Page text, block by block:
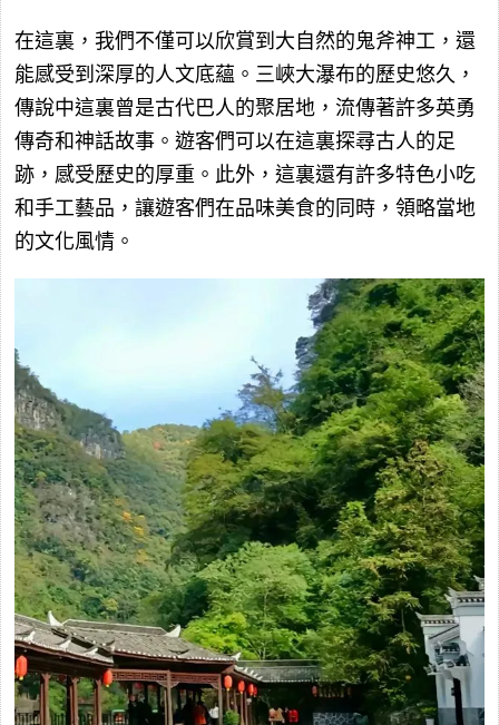
在這裏，我們不僅可以欣賞到大自然的鬼斧神工，還
能感受到深厚的人文底蘊。三峽大瀑布的歷史悠久，
傳說中這裏曾是古代巴人的聚居地，流傳著許多英勇
傳奇和神話故事。遊客們可以在這裏探尋古人的足
跡，感受歷史的厚重。此外，這裏還有許多特色小吃
和手工藝品，讓遊客們在品味美食的同時，領略當地
的文化風情。